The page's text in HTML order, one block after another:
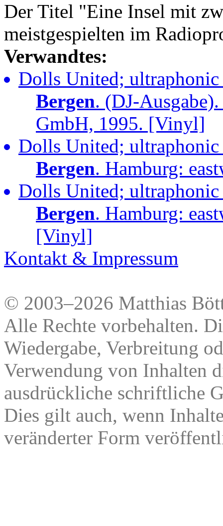
Der Titel "Eine Insel mit
meistgespielten im
Verwandtes:
Dolls United;
Bergen. (DJ-
GmbH, 1995. [Vinyl]
Dolls United;
Bergen. Hamburg:
Dolls United;
Bergen. Hamburg:
[Vinyl]
Kontakt & Impressum
© 2003–2026 Matthias
Alle Rechte vorbehalten.
Wiedergabe, Verbreitung
Verwendung von Inhalten
ausdrückliche schriftliche
Dies gilt auch, wenn
veränderter Form